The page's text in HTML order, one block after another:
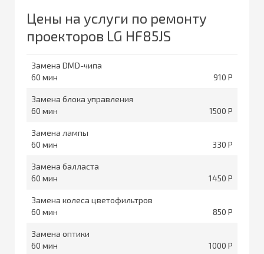
Цены на услуги по ремонту
проекторов LG HF85JS
Замена DMD-чипа
60
910
Замена блока управления
60
1500
Замена лампы
60
330
Замена балласта
60
1450
Замена колеса цветофильтров
60
850
Замена оптики
60
1000